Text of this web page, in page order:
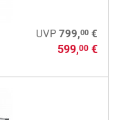
UVP 799,00€
599,00€